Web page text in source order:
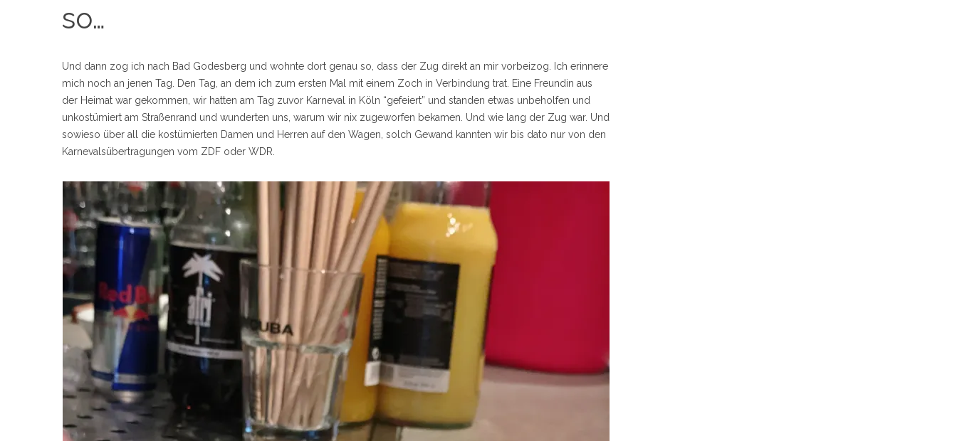
so…
Und dann zog ich nach Bad Godesberg und wohnte dort genau so, dass der Zug direkt an mir vorbeizog. Ich erinnere
mich noch an jenen Tag. Den Tag, an dem ich zum ersten Mal mit einem Zoch in Verbindung trat. Eine Freundin aus
der Heimat war gekommen, wir hatten am Tag zuvor Karneval in Köln “gefeiert” und standen etwas unbeholfen und
unkostümiert am Straßenrand und wunderten uns, warum wir nix zugeworfen bekamen. Und wie lang der Zug war. Und
sowieso über all die kostümierten Damen und Herren auf den Wagen, solch Gewand kannten wir bis dato nur von den
Karnevalsübertragungen vom ZDF oder WDR.